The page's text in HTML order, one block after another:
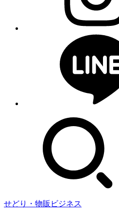
せどり・物販ビジネス